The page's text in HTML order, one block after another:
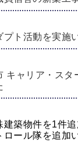
プト活動を実施
キャリア・スタ
建築物件を1件
ロール隊を追加